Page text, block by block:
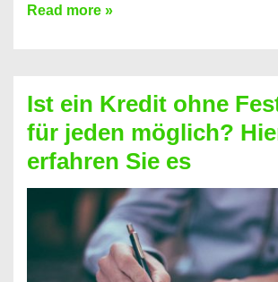
Kreditkarte
Prepaid
ist
nicht
nur
für
Handy
Read more »
Ist ein Kredit ohne
für jeden möglich?
erfahren Sie es